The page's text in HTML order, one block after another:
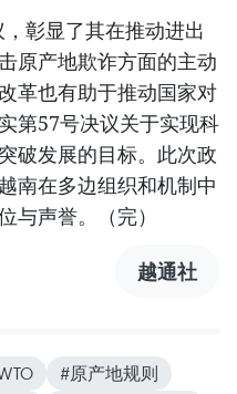
彰显了其在推动进出
原产地欺诈方面的主动
革也有助于推动国家对
第57号决议关于实现科
破发展的目标。此次政
南在多边组织和机制中
与声誉。（完）
越通社
#原产地规则